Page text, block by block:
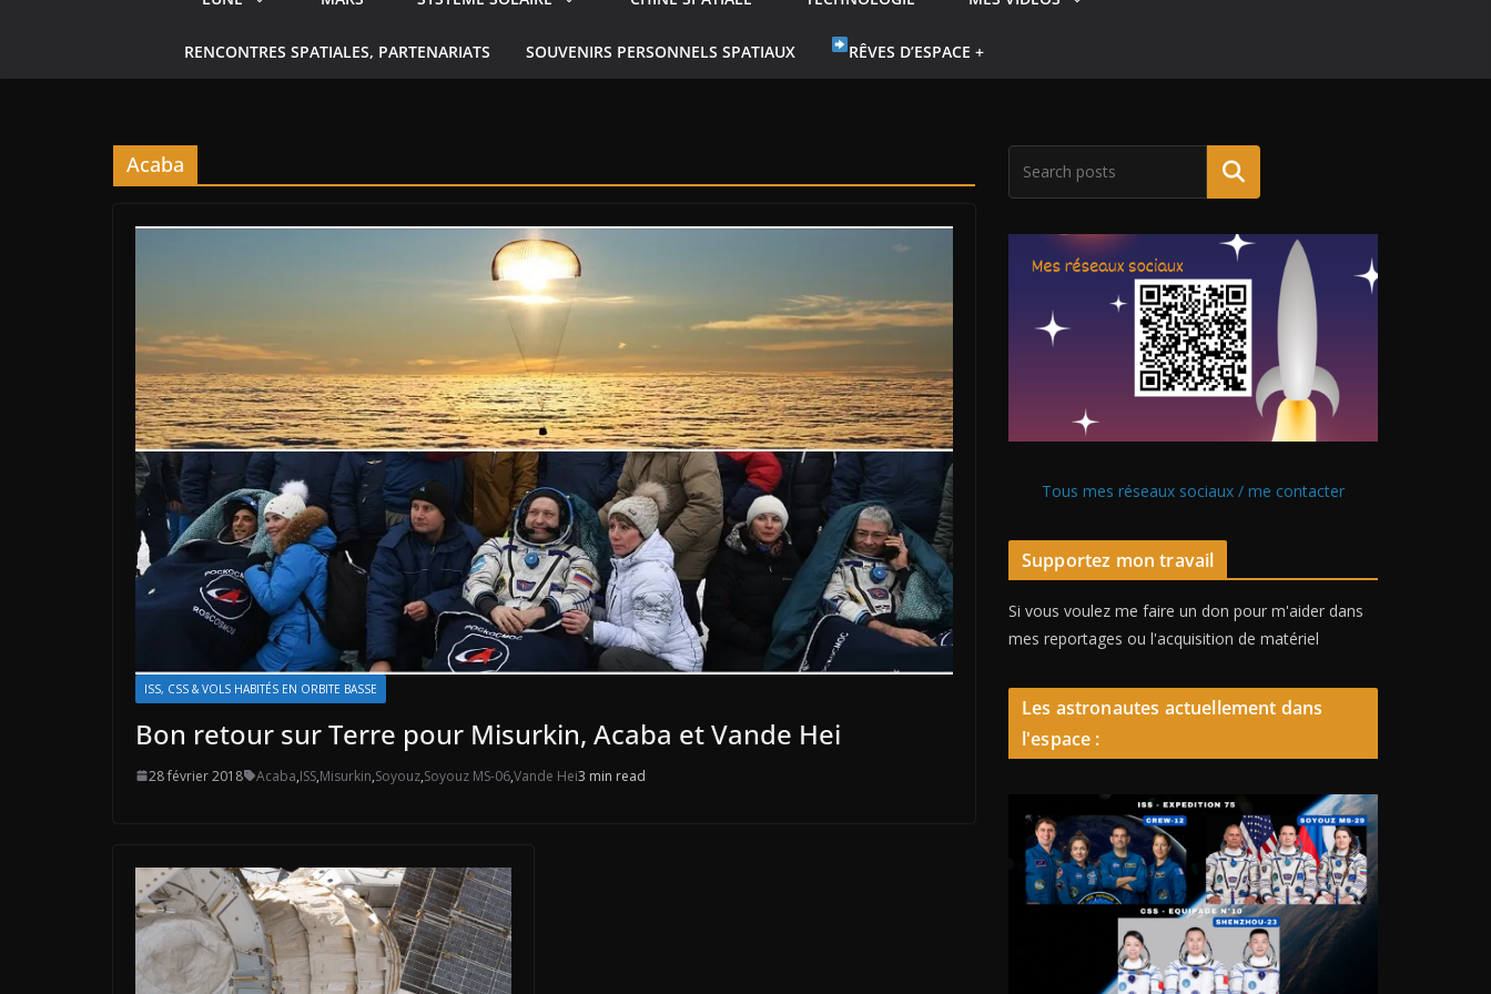
RENCONTRES SPATIALES, PARTENARIATS SOUVENIRS PERSONNELS SPATIAUX RÊVES D’ESPACE +
Acaba
ISS, CSS & VOLS HABITÉS EN ORBITE BASSE
Bon retour sur Terre pour Misurkin, Acaba et Vande Hei
28 février 2018 Acaba,ISS,Misurkin,Soyouz,Soyouz MS-06,Vande Hei3 min read
Tous mes réseaux sociaux / me contacter
Supportez mon travail
Si vous voulez me faire un don pour m'aider dans
mes reportages ou l'acquisition de matériel
Les astronautes actuellement dans
l'espace :